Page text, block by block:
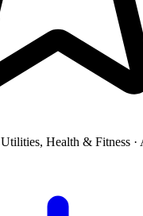
Utilities, Health & Fitness ·